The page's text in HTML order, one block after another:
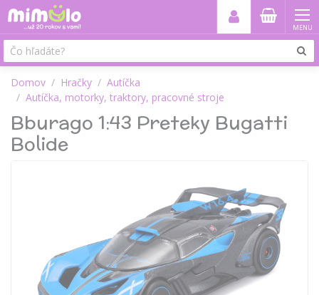
MENU
Domov Hračky
Autíčka
Autíčka, motorky, traktory, pracovné stroje
Bburago 1:43 Preteky Bugatti
Bolide